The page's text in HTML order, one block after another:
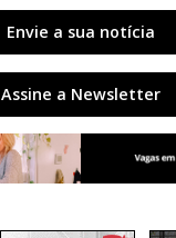
Envie a sua notícia
Assine a Newsletter